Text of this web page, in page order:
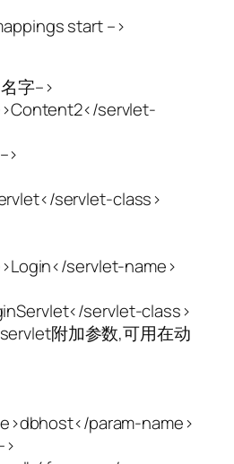
start –>
字–>
servlet-
servlet-class>
servlet-name>
servlet-class>
附加参数,可用在动
param-name>